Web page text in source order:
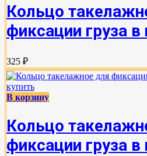
Кольцо
фиксации груза в
325 ₽
В корзину
Кольцо
фиксации груза